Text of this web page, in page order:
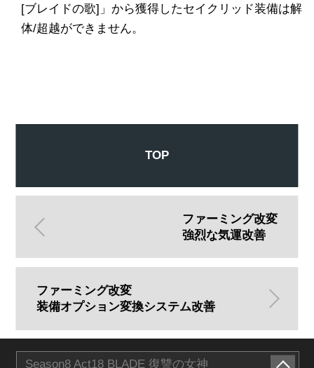
[ブレイドの歌]」から獲得したセイクリッド装備は解
体/超越ができません。
ファーミング改変
強烈な気運改善
TOP
ファーミング改変
装備オプション変換システム改善
Season8 Act18 BLADE 復讐の女神